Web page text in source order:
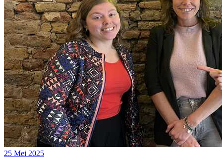
25 Mei 2025